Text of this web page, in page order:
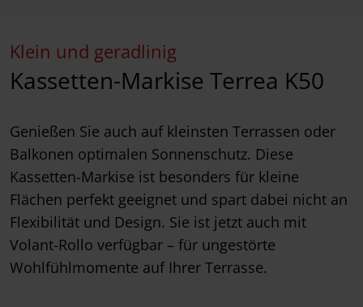
Klein und geradlinig
Kassetten-Markise Terrea K50
Genießen Sie auch auf kleinsten Terrassen oder
Balkonen optimalen Sonnenschutz. Diese
Kassetten-Markise ist besonders für kleine
Flächen perfekt geeignet und spart dabei nicht an
Flexibilität und Design. Sie ist jetzt auch mit
Volant-Rollo verfügbar – für ungestörte
Wohlfühlmomente auf Ihrer Terrasse.